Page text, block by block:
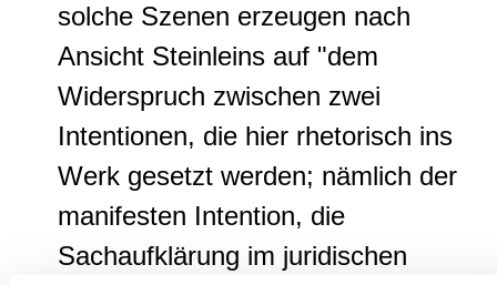
solche Szenen erzeugen nach
Ansicht Steinleins auf "dem
Widerspruch zwischen zwei
Intentionen, die hier rhetorisch ins
Werk gesetzt werden; nämlich der
manifesten Intention, die
Sachaufklärung im juridischen